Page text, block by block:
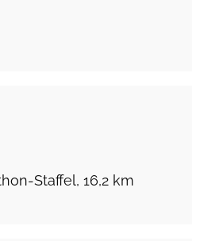
Staffel, 16,2 km